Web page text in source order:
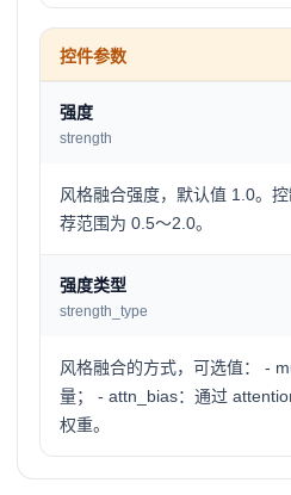
控件参数
强度
strength
风格融合强度，默认值 1.0。
荐范围为 0.5～2.0。
强度类型
strength_type
风格融合的方式，可选值： -
量； - attn_bias：通过
权重。